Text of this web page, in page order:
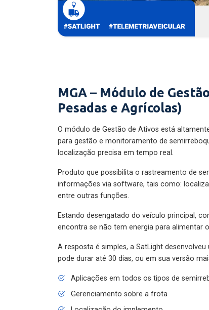
MGA – Módulo de
Pesadas e Agrícolas)
O módulo de Gestão de Ativos está
para gestão e monitoramento de
localização precisa em tempo real.
Produto que possibilita o rastreamento de
informações via software, tais como:
entre outras funções.
Estando desengatado do veículo principal,
encontra se não tem energia para alimentar
A resposta é simples, a SatLight
pode durar até 30 dias, ou em sua versão
Aplicações em todos os tipos de
Gerenciamento sobre a frota
Localização do implemento